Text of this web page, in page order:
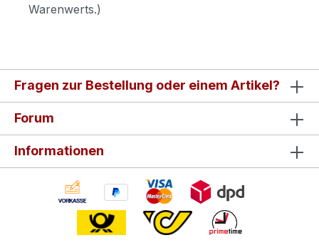
Warenwerts.)
Fragen zur Bestellung oder einem Artikel?
Forum
Informationen